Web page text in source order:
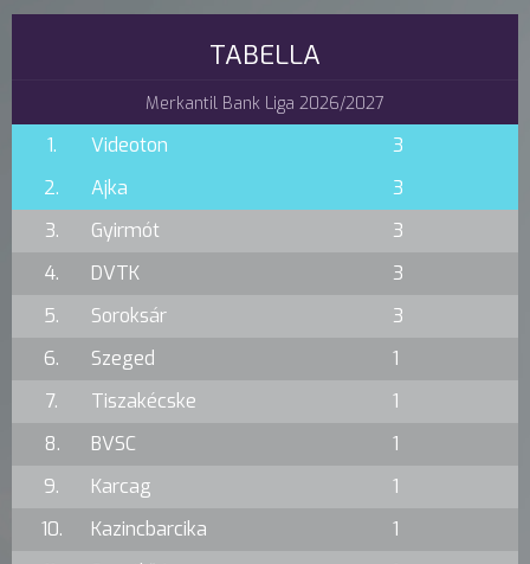
TABELLA
Merkantil Bank Liga 2026/2027
1. Videoton
3
2.
Ajka
3
3.
Gyirmót
3
4.
DVTK
3
5.
Soroksár
3
6.
Szeged
1
7.
Tiszakécske
1
8.
BVSC
1
9.
Karcag
1
10.
Kazincbarcika
1